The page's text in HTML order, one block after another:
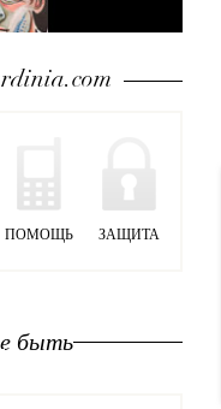
ПОМОЩЬ ЗАЩИТА
быть